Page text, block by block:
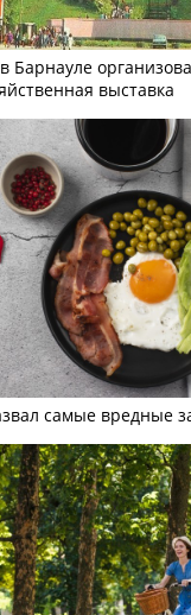
Барнауле
выставка
самые вредные